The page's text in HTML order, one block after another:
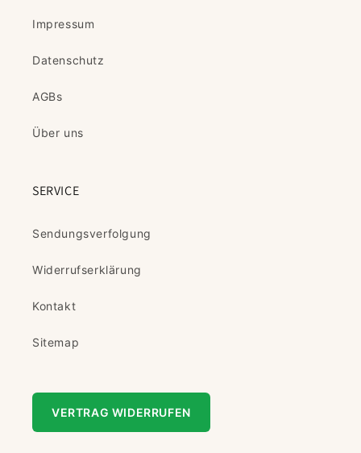
Impressum
Datenschutz
AGBs
Über uns
SERVICE
Sendungsverfolgung
Widerrufserklärung
Kontakt
Sitemap
VERTRAG WIDERRUFEN